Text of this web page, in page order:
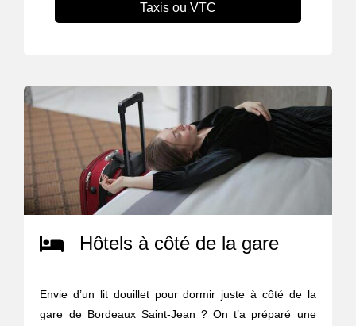
Taxis ou VTC
Hôtels à côté de la gare
Envie d’un lit douillet pour dormir juste à côté de la
gare de Bordeaux Saint-Jean ? On t’a préparé une